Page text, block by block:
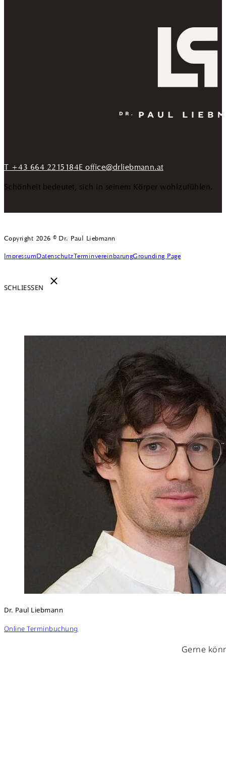
T +43 664 2215184E office@drliebmann.at
Schönheit bedeutet, sich in seinem Körper wohlzufühlen.
Copyright 2026 © Dr. Paul Liebmann
ImpressumDatenschutzTerminvereinbarungGrounding Page
SCHLIESSEN
Dr. Paul Liebmann
Online Terminbuchung
Gerne